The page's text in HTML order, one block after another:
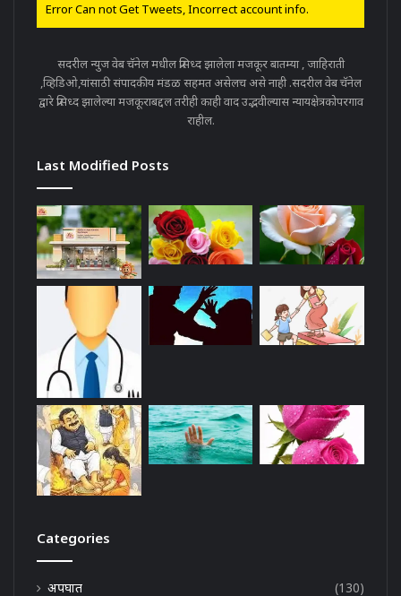
Error Can not Get Tweets, Incorrect account info.
सदरील न्युज वेब चॅनेल मधील प्रसिध्द झालेला मजकूर बातम्या , जाहिराती
,व्हिडिओ,यांसाठी संपादकीय मंडळ सहमत असेलच असे नाही .सदरील वेब चॅनेल
द्वारे प्रसिध्द झालेल्या मजकूराबद्दल तरीही काही वाद उद्भवील्यास न्यायक्षेत्रकोपरगाव
राहील.
Last Modified Posts
Categories
अपघात (130)